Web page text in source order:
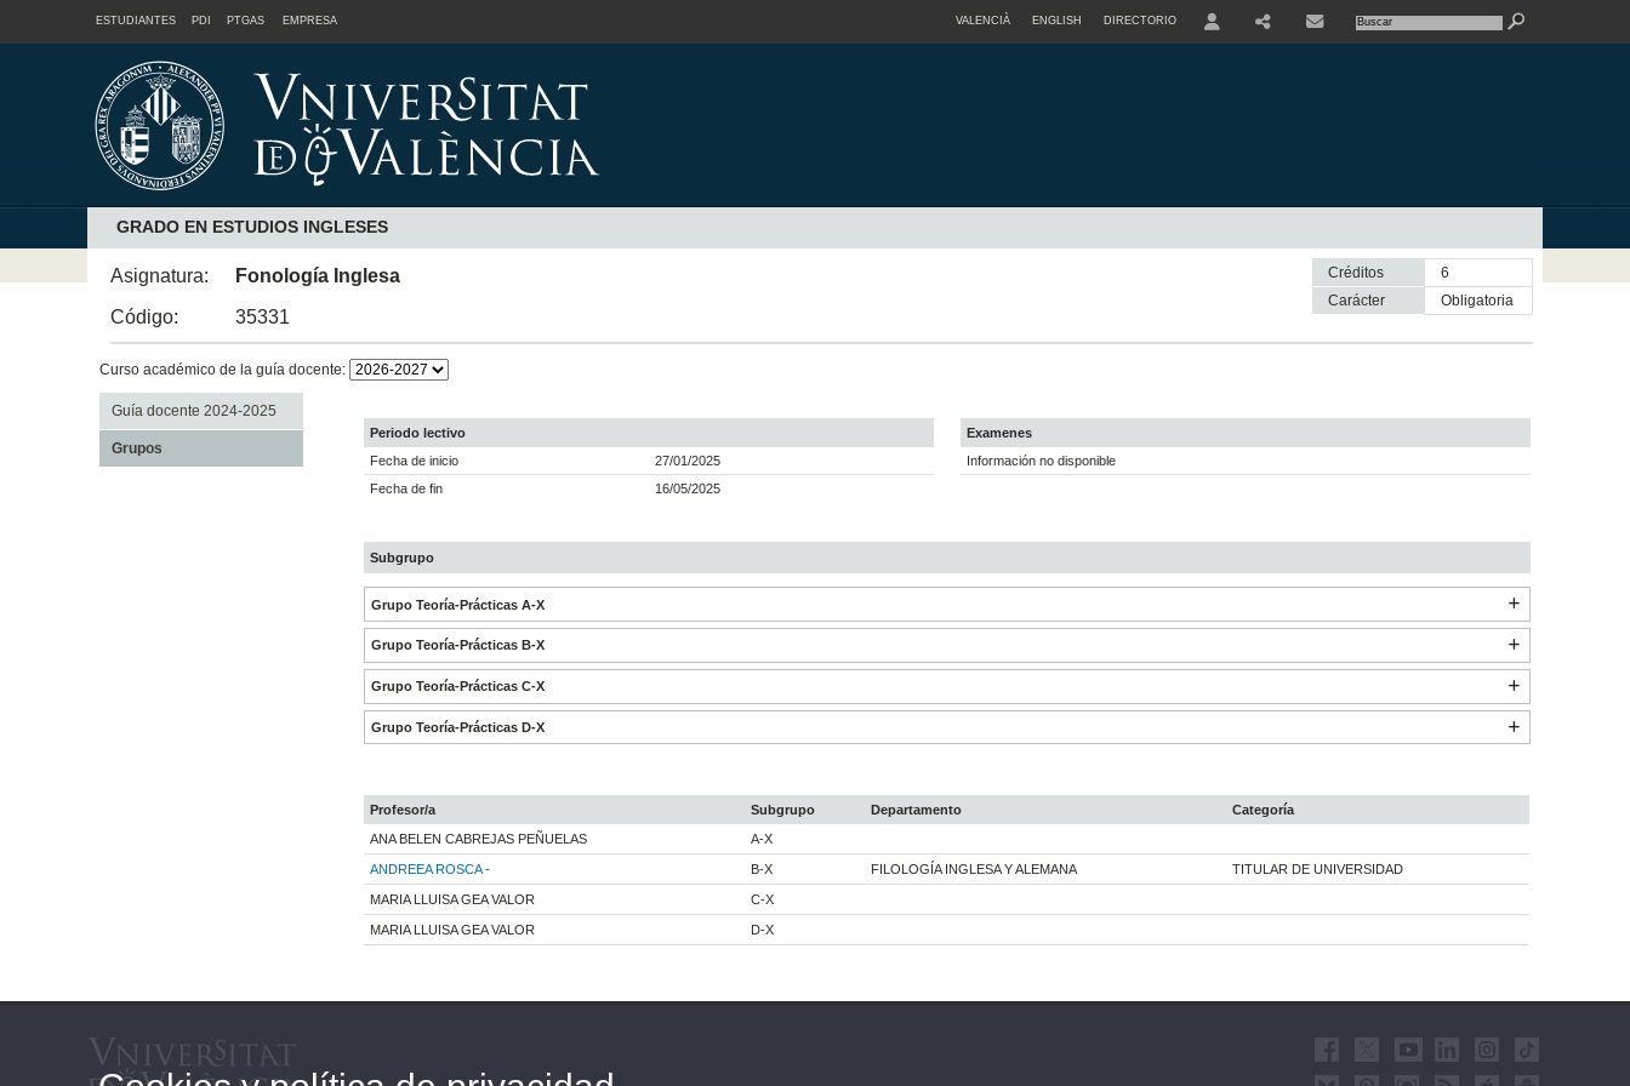
ESTUDIANTES PDI PTGAS EMPRESA VALENCIÀ ENGLISH DIRECTORIO
GRADO EN ESTUDIOS INGLESES
Asignatura:
Fonología Inglesa
Código:
35331
Créditos
6
Carácter
obligatoria
Curso académico de la guía docente:
Guía docente 2024-2025
Grupos
Periodo lectivo
Fecha de inicio
27/01/2025
Fecha de fin
16/05/2025
Examenes
Información no disponible
Subgrupo
Grupo Teoría-Prácticas A-X
Grupo Teoría-Prácticas B-X
Grupo Teoría-Prácticas C-X
Grupo Teoría-Prácticas D-X
Profesor/a Subgrupo Departamento
Categoría
ANA BELEN CABREJAS PEÑUELAS
A-X
ANDREEA ROSCA - B-X FILOLOGÍA INGLESA Y ALEMANA TITULAR DE UNIVERSIDAD
MARIA LLUISA GEA VALOR C-X
MARIA LLUISA GEA VALOR D-X